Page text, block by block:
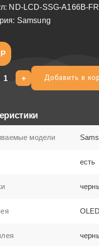
ND-LCD-SSG-A166B-
Samsung
+ Добавить в
Добавить в
модели
есть
OLED